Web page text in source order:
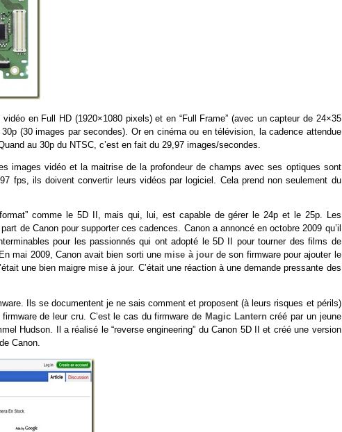
en Full HD (1920×1080 pixels) et en “Full Frame” (avec un capteur de 24×35
(30 images par secondes). Or en cinéma ou en télévision, la cadence attendue
au 30p du NTSC, c’est en fait du 29,97 images/secondes.
images vidéo et la maitrise de la profondeur de champs avec ses optiques sont
fps, ils doivent convertir leurs vidéos par logiciel. Cela prend non seulement du
comme le 5D II, mais qui, lui, est capable de gérer le 24p et le 25p. Les
de Canon pour supporter ces cadences. Canon a annoncé en octobre 2009 qu’il
pour les passionnés qui ont adopté le 5D II pour tourner des films de
mai 2009, Canon avait bien sorti une mise à jourde son firmware pour ajouter le
une bien maigre mise à jour. C’était une réaction à une demande pressante des
Ils se documentent je ne sais comment et proposent (à leurs risques et périls)
de leur cru. C’est le cas du firmware de Magic Lanterncréé par un jeune
Hudson. Il a réalisé le “reverse engineering” du Canon 5D II et créé une version
Canon.